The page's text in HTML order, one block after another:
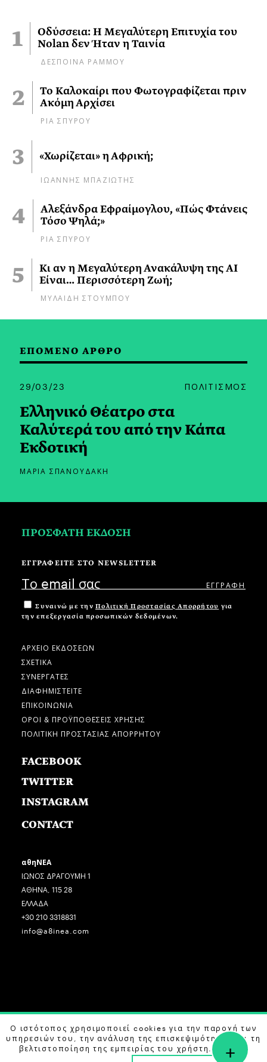
Οδύσσεια: Η Μεγαλύτερη Επιτυχία του
Nolan δεν Ήταν η Ταινία
ΔΕΣΠΟΙΝΑ ΡΑΜΜΟΥ
Το Καλοκαίρι που Φωτογραφίζεται πριν
Ακόμη Αρχίσει
ΡΙΑ ΣΠΥΡΟΥ
«Χωρίζεται» η Αφρική;
ΙΩΑΝΝΗΣ ΜΠΑΖΙΩΤΗΣ
Αλεξάνδρα Εφραίμογλου, «Πώς Φτάνεις
Τόσο Ψηλά;»
ΡΙΑ ΣΠΥΡΟΥ
Κι αν η Μεγαλύτερη Ανακάλυψη της AI
Είναι… Περισσότερη Ζωή;
ΜΥΛΑΙΔΗ ΣΤΟΥΜΠΟΥ
ΕΠΟΜΕΝΟ ΑΡΘΡΟ
29/03/23 ΠΟΛΙΤΙΣΜΟΣ
Ελληνικό Θέατρο στα
Καλύτερά του από την Κάπα
Εκδοτική
ΜΑΡΙΑ ΣΠΑΝΟΥΔΑΚΗ
ΠΡΟΣΦΑΤΗ ΕΚΔΟΣΗ
ΕΓΓΡΑΦΕΙΤΕ ΣΤΟ NEWSLETTER
Συναινώ με την Πολιτική Προστασίας Απορρήτου για
την επεξεργασία προσωπικών δεδομένων.
ΑΡΧΕΙΟ ΕΚΔΟΣΕΩΝ
ΣΧΕΤΙΚΑ
ΣΥΝΕΡΓΑΤΕΣ
ΔΙΑΦΗΜΙΣΤΕΙΤΕ
ΕΠΙΚΟΙΝΩΝΙΑ
ΟΡΟΙ & ΠΡΟΫΠΟΘΕΣΕΙΣ ΧΡΗΣΗΣ
ΠΟΛΙΤΙΚΗ ΠΡΟΣΤΑΣΙΑΣ ΑΠΟΡΡΗΤΟΥ
FACEBOOK
TWITTER
INSTAGRAM
CONTACT
αθηΝΕΑ
ΙΩΝΟΣ ΔΡΑΓΟΥΜΗ 1
ΑΘΗΝΑ, 115 28
ΕΛΛΑΔΑ
+30 210 3318831
info@a8inea.com
COPYRIGHT © 2026 αθηΝΕΑ, ALL RIGHTS RESERVED.
DESIGN BY G DESIGN STUDIO. DEVELOPED BYB LABS
Ο ιστότοπος χρησιμοποιεί cookies για την παροχή των
υπηρεσιών του, την ανάλυση της επισκεψιμότητας και τη
βελτιστοποίηση της εμπειρίας του χρήστη. Μάθετε
+